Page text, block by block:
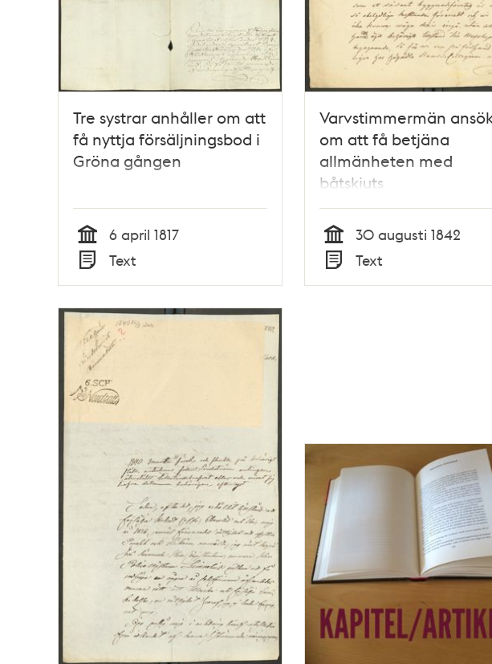
Tre systrar anhåller om att
få nyttja försäljningsbod i
Gröna gången
Tid
6 april 1817
Typ
Text
Varvstimmermän
om att få betjäna
allmänheten med
båtskjuts
Tid
30 augusti 1842
Typ
Text